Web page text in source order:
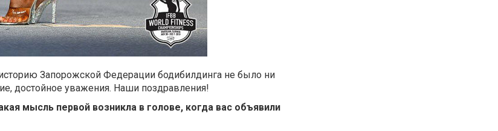
Запорожской Федерации бодибилдинга не было ни
достойное уважения. Наши поздравления!
мысль первой возникла в голове, когда вас объявили